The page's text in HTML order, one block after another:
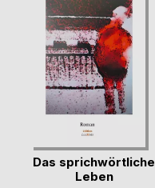
Das sprichwörtliche
Leben